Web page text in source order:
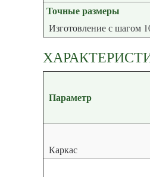
Точные размеры
Изготовление с шагом
Параметр
Каркас